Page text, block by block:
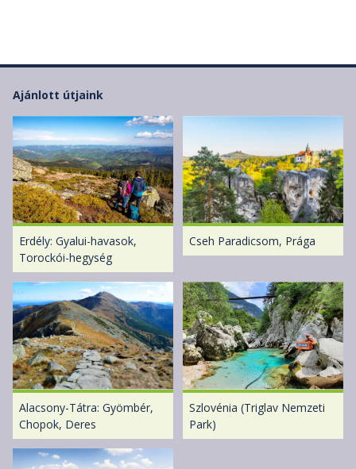
Ajánlott útjaink
Erdély: Gyalui-havasok,
Torockói-hegység
Cseh Paradicsom, Prága
Alacsony-Tátra: Gyömbér,
Chopok, Deres
Szlovénia (Triglav Nemzeti
Park)